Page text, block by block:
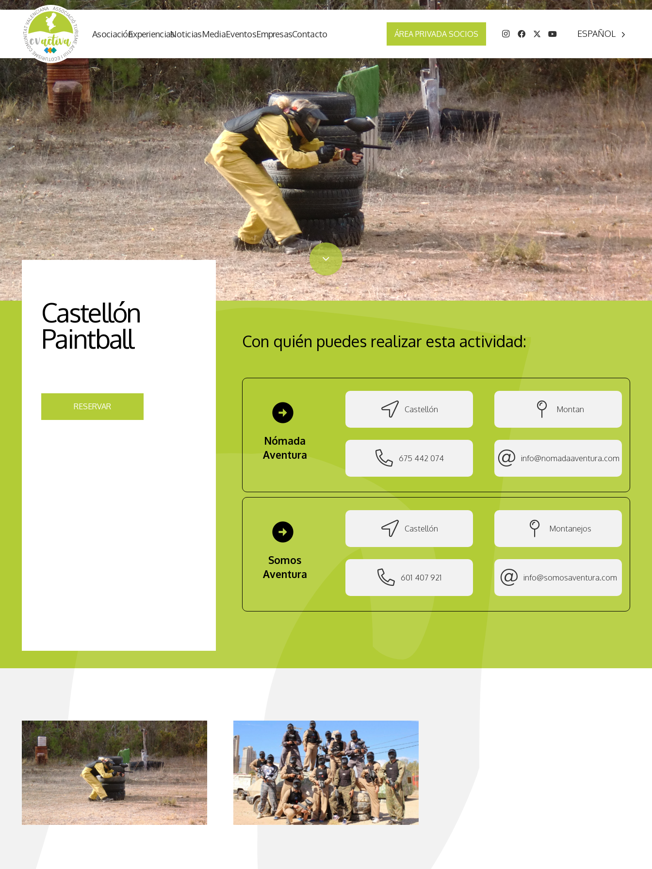
AsociaciónExperienciasNoticiasMediaEventosEmpresasContacto ÁREA PRIVADA SOCIOS ESPAÑOL
Castellón
Paintball
RESERVAR
Con quién puedes realizar esta actividad:
arrow_circle_right
Nómada
Aventura
Castellón Montan
675 442 074 info@nomadaaventura.com
arrow_circle_right
Somos
Aventura
Castellón Montanejos
601 407 921 info@somosaventura.com